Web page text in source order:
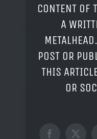
CONTENT OF
A
POST OR
THIS
OR
Facebook
X